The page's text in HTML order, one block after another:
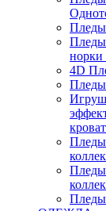
Пледы
норки
4D
Пледы
Пледы
Пледы